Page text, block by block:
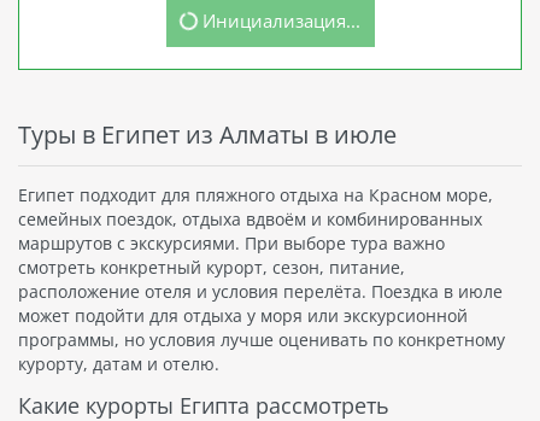
Инициализация...
Туры в Египет из Алматы в июле
Египет подходит для пляжного отдыха на Красном море,
семейных поездок, отдыха вдвоём и комбинированных
маршрутов с экскурсиями. При выборе тура важно
смотреть конкретный курорт, сезон, питание,
расположение отеля и условия перелёта. Поездка в июле
может подойти для отдыха у моря или экскурсионной
программы, но условия лучше оценивать по конкретному
курорту, датам и отелю.
Какие курорты Египта рассмотреть